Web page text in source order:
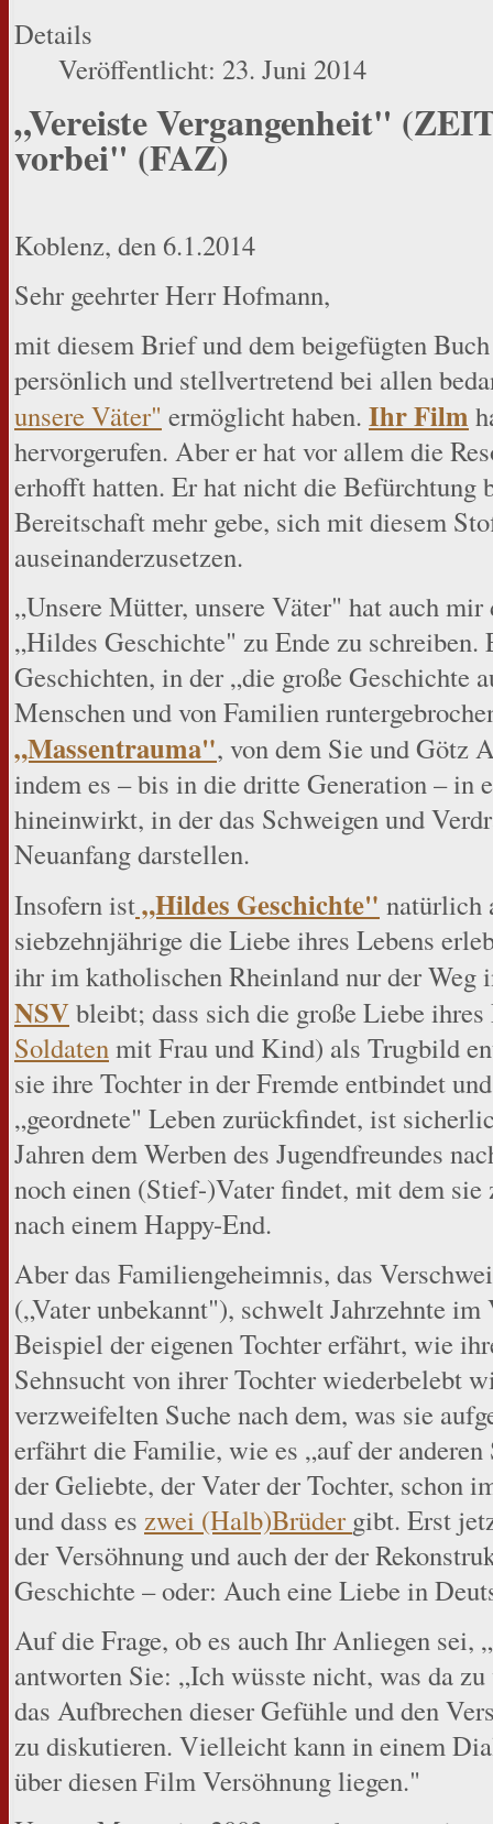
Details
Veröffentlicht: 23. Juni 2014
„Vereiste Vergangenheit"
vorbei" (FAZ)
Koblenz, den 6.1.2014
Sehr geehrter Herr Hofmann,
mit diesem Brief und dem beigefügten
persönlich und stellvertretend bei allen
unsere Väter" ermöglicht haben. Ihr Film
hervorgerufen. Aber er hat vor allem die
erhofft hatten. Er hat nicht die Befürchtung
Bereitschaft mehr gebe, sich mit diesem
auseinanderzusetzen.
„Unsere Mütter, unsere Väter" hat auch
„Hildes Geschichte" zu Ende zu schreiben.
Geschichten, in der „die große Geschichte
Menschen und von Familien
„Massentrauma", von dem Sie und Götz
indem es – bis in die dritte Generation – in
hineinwirkt, in der das Schweigen und
Neuanfang darstellen.
Insofern ist„Hildes Geschichte" natürlich
siebzehnjährige die Liebe ihres Lebens
ihr im katholischen Rheinland nur der Weg
NSVbleibt; dass sich die große Liebe
Soldatenmit Frau und Kind) als Trugbild
sie ihre Tochter in der Fremde entbindet
„geordnete" Leben zurückfindet, ist
Jahren dem Werben des Jugendfreundes
noch einen (Stief-)Vater findet, mit dem
nach einem Happy-End.
Aber das Familiengeheimnis, das
(„Vater unbekannt"), schwelt Jahrzehnte
Beispiel der eigenen Tochter erfährt, wie
Sehnsucht von ihrer Tochter wiederbelebt
verzweifelten Suche nach dem, was sie
erfährt die Familie, wie es „auf der
der Geliebte, der Vater der Tochter, schon
und dass es zwei (Halb)Brüdergibt. Erst
der Versöhnung und auch der der
Geschichte – oder: Auch eine Liebe in
Auf die Frage, ob es auch Ihr Anliegen sei,
antworten Sie: „Ich wüsste nicht, was da
das Aufbrechen dieser Gefühle und den
zu diskutieren. Vielleicht kann in einem
über diesen Film Versöhnung liegen."